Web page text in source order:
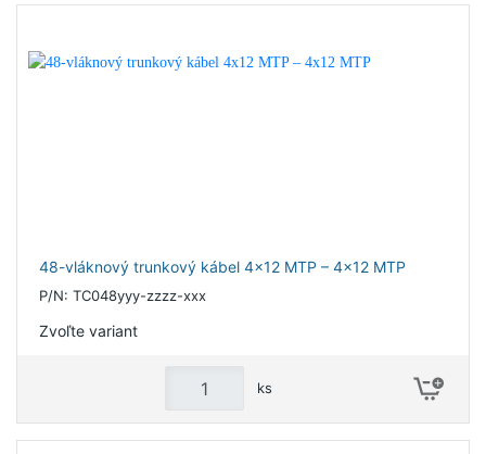
48-vláknový trunkový kábel 4x12 MTP – 4x12 MTP
P/N: TC048yyy-zzzz-xxx
Zvoľte variant
ks